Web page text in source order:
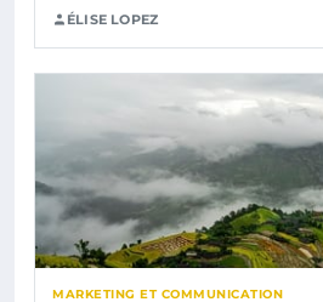
ÉLISE LOPEZ
MARKETING ET COMMUNICATION